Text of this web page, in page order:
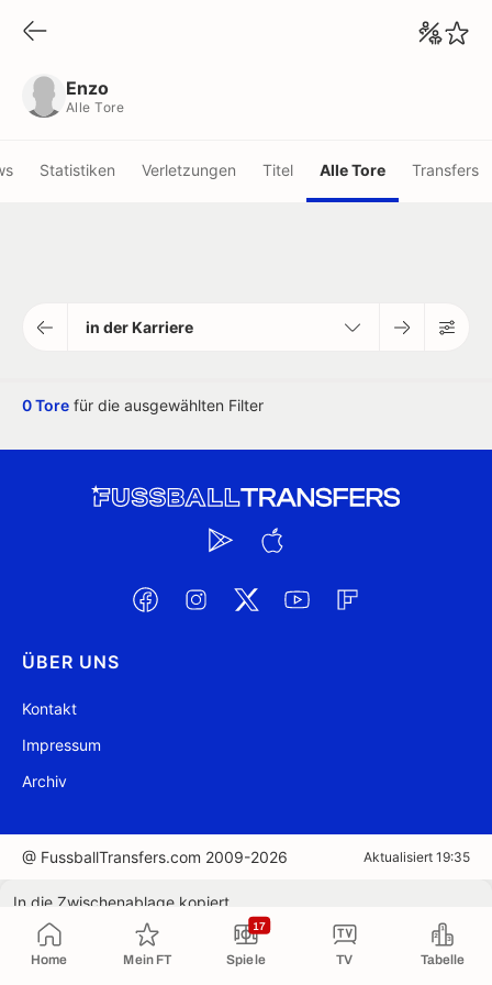
Home Mein FT Spiele
17
TV Tabelle
Enzo
Alle Tore
Statistiken Verletzungen Titel Alle Tore Transfers
in der Karriere
0 Tore für die ausgewählten Filter
ÜBER UNS
Kontakt
Impressum
Archiv
@ FussballTransfers.com 2009-2026 Aktualisiert 19:35
In die Zwischenablage kopiert